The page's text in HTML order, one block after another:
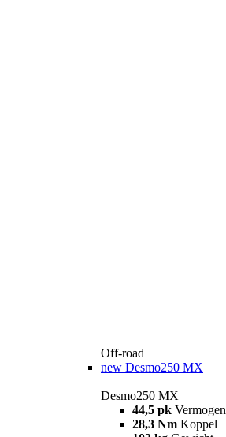
Off-road
new Desmo250 MX
Desmo250 MX
44,5 pk Vermogen
28,3 Nm Koppel